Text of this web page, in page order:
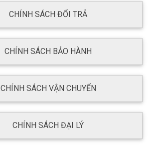
CHÍNH SÁCH ĐỔI TRẢ
CHÍNH SÁCH BẢO HÀNH
CHÍNH SÁCH VẬN CHUYỂN
CHÍNH SÁCH ĐẠI LÝ